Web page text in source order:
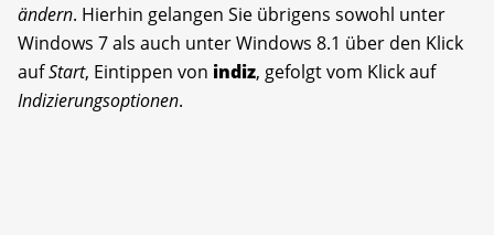
ändern. Hierhin gelangen Sie übrigens sowohl unter
Windows 7 als auch unter Windows 8.1 über den Klick
aufStart, Eintippen von indiz, gefolgt vom Klick auf
Indizierungsoptionen.